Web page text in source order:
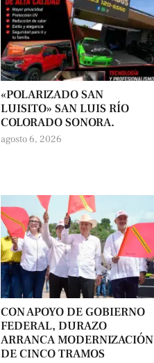
«POLARIZADO SAN
LUISITO» SAN LUIS RÍO
COLORADO SONORA.
agosto 6, 2026
CON APOYO DE GOBIERNO
FEDERAL, DURAZO
ARRANCA MODERNIZACIÓN
DE CINCO TRAMOS